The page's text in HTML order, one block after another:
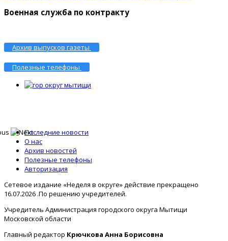
Военная служба по контракту
Архив выпусков газеты
Полезные телефоны
Последние новости
О нас
Архив новостей
Полезные телефоны
Авторизация
Сетевое издание «Неделя в округе» действие прекращено
16.07.2026 .По решению учредителей.
Учредитель Администрация городского округа Мытищи
Московской области
Главный редактор Крючкова Анна Борисовна